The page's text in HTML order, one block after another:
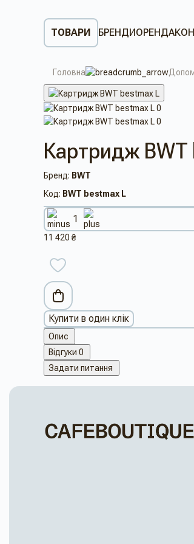
ТОВАРИ БРЕНДИОРЕНДА
Головна
Картридж BWT
Бренд: BWT
Код: BWT bestmax L
11 420 ₴
Купити в один клік
Опис
Відгуки 0
Задати питання